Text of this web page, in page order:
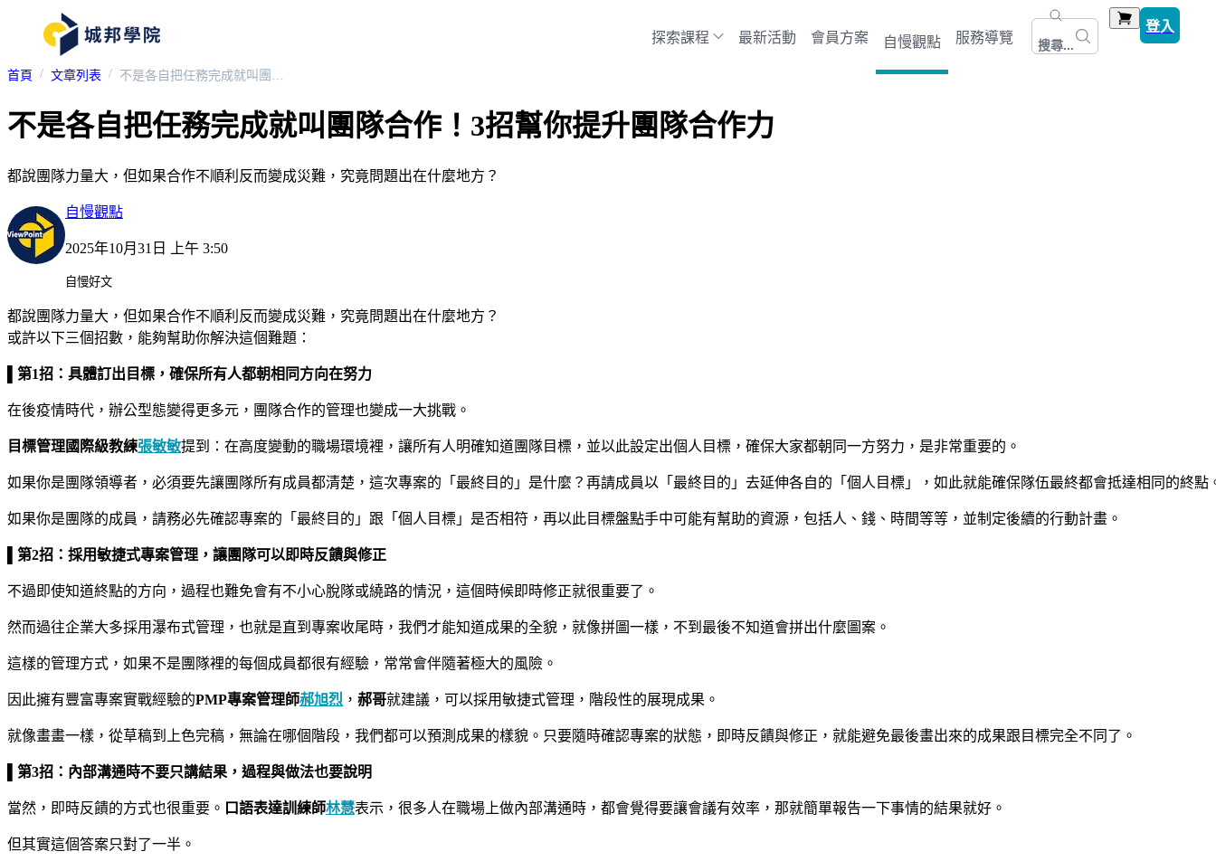
探索課程 最新活動 會員方案 自慢觀點 服務導覽 搜尋...
登入
首頁 文章列表 不是各自把任務完成就叫團隊合作！3招幫你提升團隊合作力
不是各自把任務完成就叫團隊合作！3招幫你提升團隊合作力
都說團隊力量大，但如果合作不順利反而變成災難，究竟問題出在什麼地方？
自慢觀點
2025年10月31日 上午 3:50
自慢好文
都說團隊力量大，但如果合作不順利反而變成災難，究竟問題出在什麼地方？
或許以下三個招數，能夠幫助你解決這個難題：
▌第1招：具體訂出目標，確保所有人都朝相同方向在努力
在後疫情時代，辦公型態變得更多元，團隊合作的管理也變成一大挑戰。
目標管理國際級教練張敏敏提到：在高度變動的職場環境裡，讓所有人明確知道團隊目標，並以此設定出個人目標，確保大家都朝同一方努力，是非常重要的。
如果你是團隊領導者，必須要先讓團隊所有成員都清楚，這次專案的「最終目的」是什麼？再請成員以「最終目的」去延伸各自的「個人目標」，如此就能確保隊伍最終都會抵達相同的終點
如果你是團隊的成員，請務必先確認專案的「最終目的」跟「個人目標」是否相符，再以此目標盤點手中可能有幫助的資源，包括人、錢、時間等等，並制定後續的行動計畫。
▌第2招：採用敏捷式專案管理，讓團隊可以即時反饋與修正
不過即使知道終點的方向，過程也難免會有不小心脫隊或繞路的情況，這個時候即時修正就很重要了。
然而過往企業大多採用瀑布式管理，也就是直到專案收尾時，我們才能知道成果的全貌，就像拼圖一樣，不到最後不知道會拼出什麼圖案。
這樣的管理方式，如果不是團隊裡的每個成員都很有經驗，常常會伴隨著極大的風險。
因此擁有豐富專案實戰經驗的PMP專案管理師郝旭烈 ， 郝哥就建議，可以採用敏捷式管理，階段性的展現成果。
就像畫畫一樣，從草稿到上色完稿，無論在哪個階段，我們都可以預測成果的樣貌。只要隨時確認專案的狀態，即時反饋與修正，就能避免最後畫出來的成果跟目標完全不同了。
▌第3招：內部溝通時不要只講結果，過程與做法也要說明
當然，即時反饋的方式也很重要。 口語表達訓練師林慧表示，很多人在職場上做內部溝通時，都會覺得要讓會議有效率，那就簡單報告一下事情的結果就好。
但其實這個答案只對了一半。